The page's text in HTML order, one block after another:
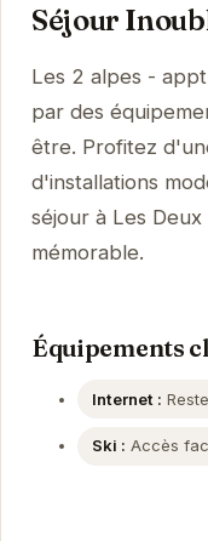
Séjour
Les 2 alpes -
par des
être. Profitez
d'installations
séjour à Les
mémorable.
Équipements
Internet :
Ski : Accès